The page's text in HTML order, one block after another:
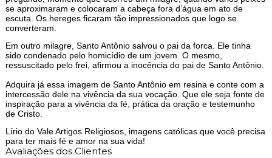
se aproximaram e colocaram a cabeça fora d’água em ato de
escuta. Os hereges ficaram tão impressionados que logo se
converteram.
Em outro milagre, Santo Antônio salvou o pai da forca. Ele tinha
sido condenado pelo homicídio de um jovem. O mesmo,
ressuscitado pelo frei, afirmou a inocência do pai de Santo Antônio.
Adquira já essa imagem de Santo Antônio em resina e conte com a
intercessão dele na vivência da sua vocação. Que ele seja fonte de
inspiração para a vivência da fé, prática da oração e testemunho
de Cristo.
Lírio do Vale Artigos Religiosos, imagens católicas que você precisa
para ter mais fé e amor na sua vida!
Avaliações dos Clientes